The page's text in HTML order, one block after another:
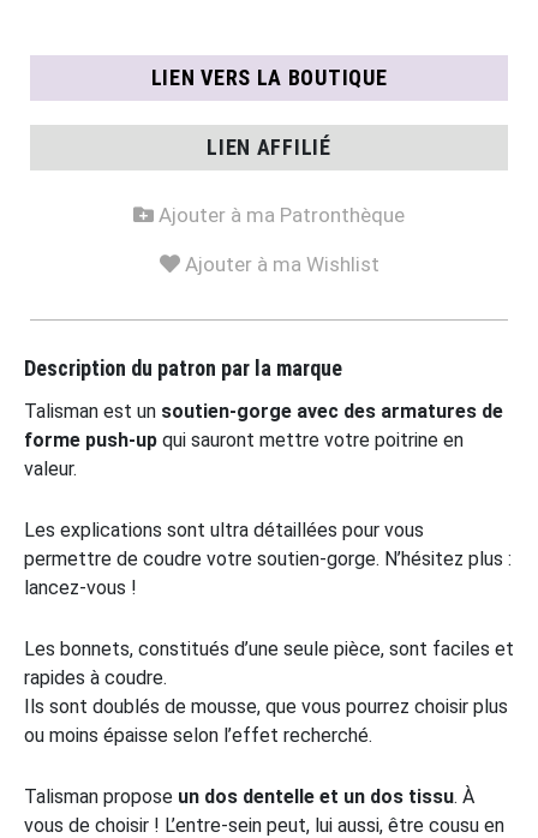
LIEN VERS LA BOUTIQUE
LIEN AFFILIÉ
Ajouter à ma Patronthèque
Ajouter à ma Wishlist
Description du patron par la marque
Talisman est un soutien-gorge avec des armatures de
forme push-up qui sauront mettre votre poitrine en
valeur.
Les explications sont ultra détaillées pour vous
permettre de coudre votre soutien-gorge. N’hésitez plus :
lancez-vous !
Les bonnets, constitués d’une seule pièce, sont faciles et
rapides à coudre.
Ils sont doublés de mousse, que vous pourrez choisir plus
ou moins épaisse selon l’effet recherché.
Talisman propose un dos dentelle et un dos tissu. À
vous de choisir ! L’entre-sein peut, lui aussi, être cousu en